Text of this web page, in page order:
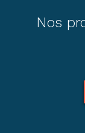
Nos